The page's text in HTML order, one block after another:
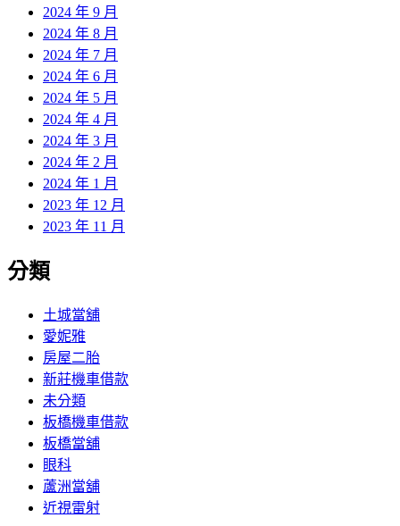
2024 年 9 月
2024 年 8 月
2024 年 7 月
2024 年 6 月
2024 年 5 月
2024 年 4 月
2024 年 3 月
2024 年 2 月
2024 年 1 月
2023 年 12 月
2023 年 11 月
分類
土城當舖
愛妮雅
房屋二胎
新莊機車借款
未分類
板橋機車借款
板橋當舖
眼科
蘆洲當舖
近視雷射